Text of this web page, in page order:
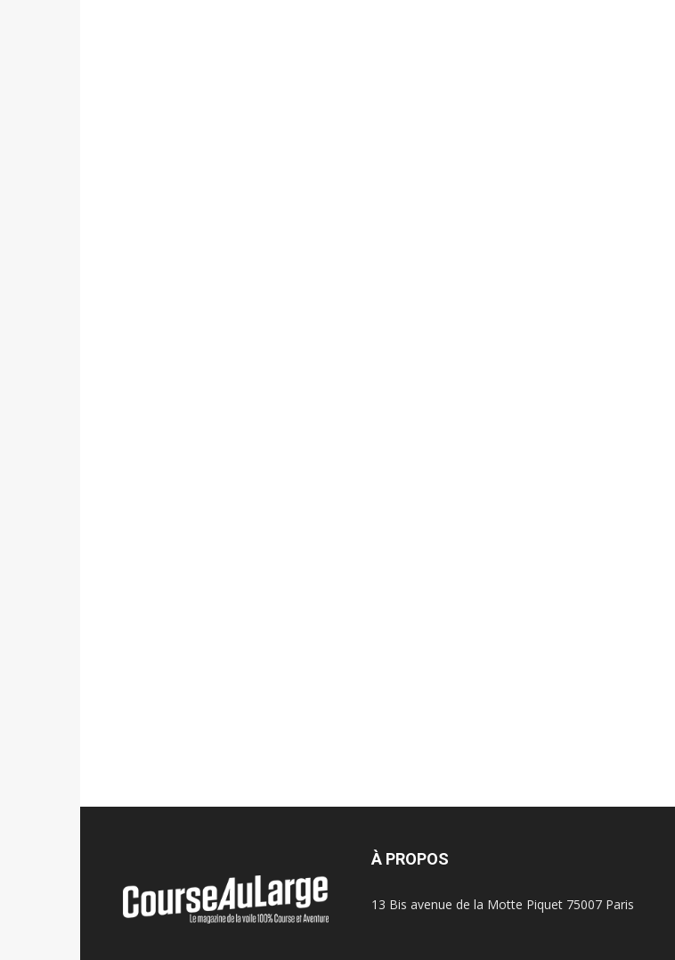
À PROPOS
13 Bis avenue de la Motte Piquet 75007 Paris